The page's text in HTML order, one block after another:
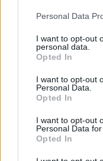
Personal Data
I want to opt-out
personal data.
Opted In
I want to opt-out
Personal Data.
Opted In
I want to opt-out
Personal Data
Opted In